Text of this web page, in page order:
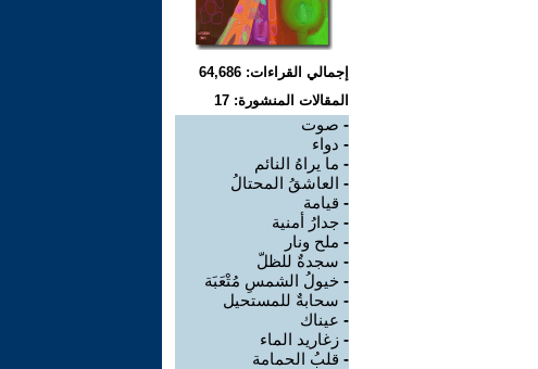
إجمالي القراءات: 64,686
المقالات المنشورة: 17
- صوت
- دواء
- ما يراهُ النائم
- العاشقُ المحتالُ
- قيامة
- جدارُ أمنية
- ملح ونار
- سجدةٌ للظلّ
- خيولُ الشمسِ مُتْعَبَة
- سحابةٌ للمستحيل
- عيناك
- زغاريد الماء
- قلبُ الحمامة